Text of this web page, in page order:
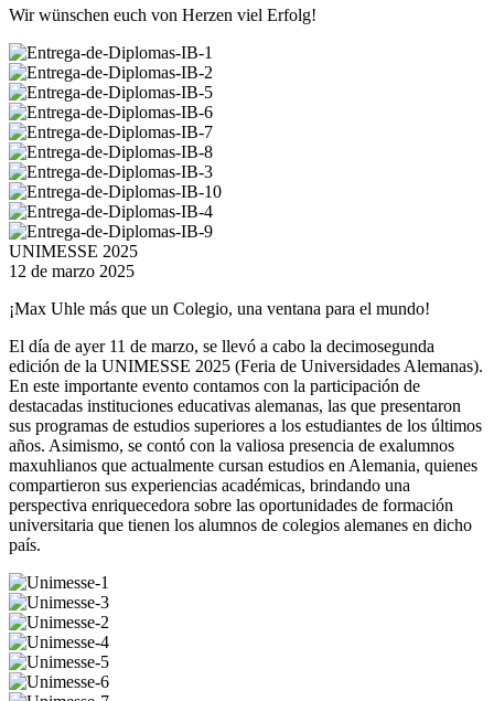
Wir wünschen euch von Herzen viel Erfolg!
UNIMESSE 2025
12 de marzo 2025
¡Max Uhle más que un Colegio, una ventana para el mundo!
El día de ayer 11 de marzo, se llevó a cabo la decimosegunda
edición de la UNIMESSE 2025 (Feria de Universidades Alemanas).
En este importante evento contamos con la participación de
destacadas instituciones educativas alemanas, las que presentaron
sus programas de estudios superiores a los estudiantes de los últimos
años. Asimismo, se contó con la valiosa presencia de exalumnos
maxuhlianos que actualmente cursan estudios en Alemania, quienes
compartieron sus experiencias académicas, brindando una
perspectiva enriquecedora sobre las oportunidades de formación
universitaria que tienen los alumnos de colegios alemanes en dicho
país.